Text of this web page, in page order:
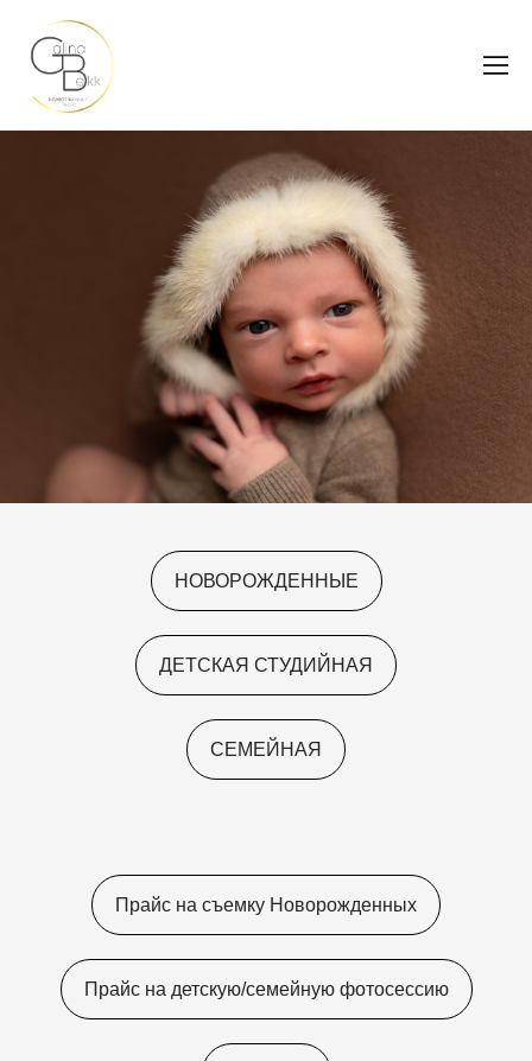
НОВОРОЖДЕННЫЕ
ДЕТСКАЯ СТУДИЙНАЯ
СЕМЕЙНАЯ
Прайс на съемку Новорожденных
Прайс на детскую/семейную фотосессию